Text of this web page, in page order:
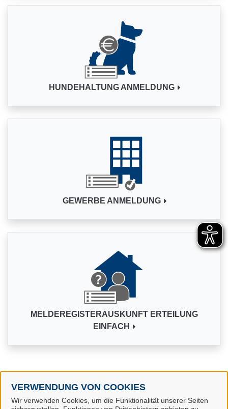
VERWENDUNG VON COOKIES
Wir verwenden Cookies, um die Funktionalität unserer Seiten
HUNDEHALTUNG ANMELDUNG
GEWERBE ANMELDUNG
MELDEREGISTERAUSKUNFT ERTEILUNG
EINFACH
Alle Dienstleistungen